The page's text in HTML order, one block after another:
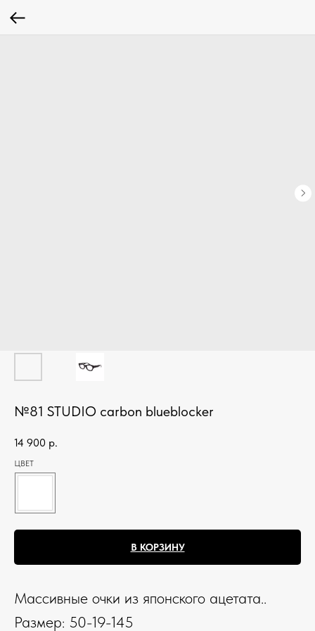
№81 STUDIO carbon blueblocker
14 900 р.
ЦВЕТ
В КОРЗИНУ
Массивные очки из японского ацетата..
Размер: 50-19-145